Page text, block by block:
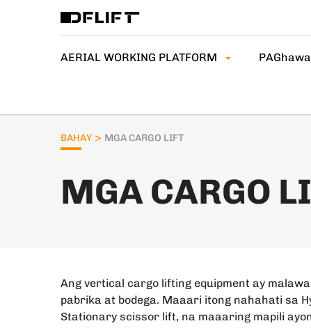
AERIAL WORKING PLATFORM
BAHAY > MGA CARGO LIFT
MGA CARGO
Ang vertical cargo lifting equipment ay
pabrika at bodega. Maaari itong nahahati sa
Stationary scissor lift, na maaaring mapili